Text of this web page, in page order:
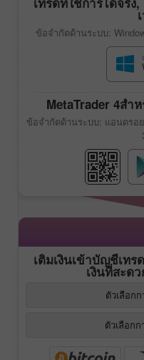
ข้อจำกัดด้านระบบ:
MetaTrader 4สำ
ข้อจำกัดด้านระบบ: แอนดรอ
เติมเงินเข้าบัญชีเท
เงินที่สะด
ตัวเลือก
ตัวเลือก